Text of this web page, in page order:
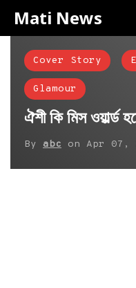
Mati News
Cover Story
Glamour
ঐশী কি মিস ওয়ার্ল্ড
By abc on Apr 07,